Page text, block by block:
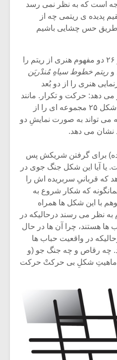
است که به نظر نمی رسد
پدیده ی ریتمی چه از
حس چشایی باشیم
برای مثال، شکل های ۲۵ و ۲۶ دو مفهوم هنری از ریتم را
و ریتم خطوط سیاهِ مُندْریَن
هنری را از دو بُعد
می دهد: حرکت و تکرار. مانند
معروفِ مَتیسی، شکل ۲۵ مجموعه ای را از
می تواند به صورت نمایشِ دو
نشان می دهد.
برای گرفتن شریکش پس
یا آیا این شکل جنگ جوی در
که قربانیِ سربریده اش را
که شکار شروع به
با این شکل ها همراه
نظر می رسند درحالیکه در
ها هستند، چرا آن ها در حال
در واقعیت حباب ها
چه رقاص و چه جنگ جو (و
ماهیتِ شکلِ بی حرکتْ حرکت
موریس ژار
موسیقی